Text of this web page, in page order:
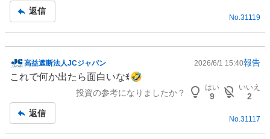
返信
No. 31119
掲
示
事
高益遮断法人JCジャパン 2026/6/1 15:40報告
これで何か出たら面白いなꉂ🤣
投資の参考になりましたか？
はい
9
いいえ
2
返信
No.31117